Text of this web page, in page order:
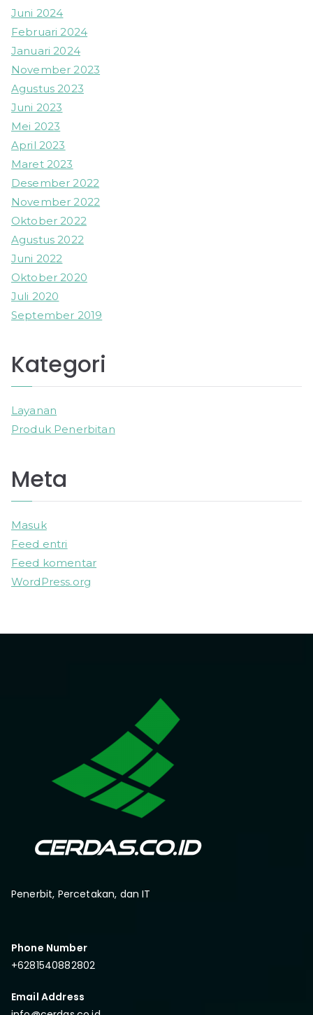
Juni 2024
Februari 2024
Januari 2024
November 2023
Agustus 2023
Juni 2023
Mei 2023
April 2023
Maret 2023
Desember 2022
November 2022
Oktober 2022
Agustus 2022
Juni 2022
Oktober 2020
Juli 2020
September 2019
Kategori
Layanan
Produk Penerbitan
Meta
Masuk
Feed entri
Feed komentar
WordPress.org
Penerbit, Percetakan, dan IT
Phone Number
+6281540882802
Email Address